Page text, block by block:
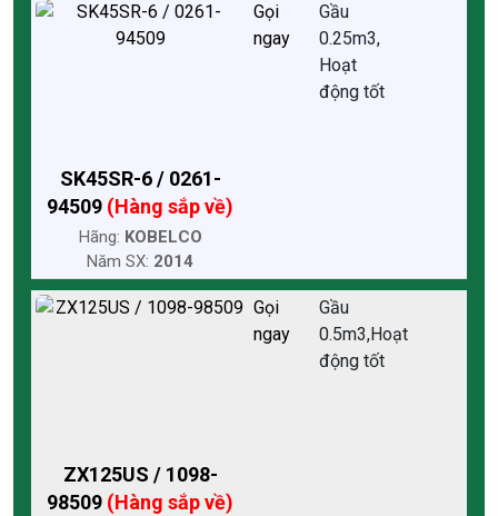
SK45SR-6 / 0261-
94509 (Hàng sắp về)
Hãng: KOBELCO
Năm SX: 2014
Gọi
ngay
Gầu
0.25m3,
Hoạt
động tốt
ZX125US / 1098-
98509 (Hàng sắp về)
Gọi
ngay
Gầu
0.5m3,Hoạt
động tốt